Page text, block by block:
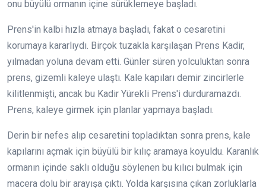
onu büyülü ormanın içine sürüklemeye başladı.
Prens'in kalbi hızla atmaya başladı, fakat o cesaretini
korumaya kararlıydı. Birçok tuzakla karşılaşan Prens Kadir,
yılmadan yoluna devam etti. Günler süren yolculuktan sonra
prens, gizemli kaleye ulaştı. Kale kapıları demir zincirlerle
kilitlenmişti, ancak bu Kadir Yürekli Prens'i durduramazdı.
Prens, kaleye girmek için planlar yapmaya başladı.
Derin bir nefes alıp cesaretini topladıktan sonra prens, kale
kapılarını açmak için büyülü bir kılıç aramaya koyuldu. Karanlık
ormanın içinde saklı olduğu söylenen bu kılıcı bulmak için
macera dolu bir arayışa çıktı. Yolda karşısına çıkan zorluklarla